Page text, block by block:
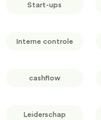
Start-ups
Interne controle
cashflow
Leiderschap